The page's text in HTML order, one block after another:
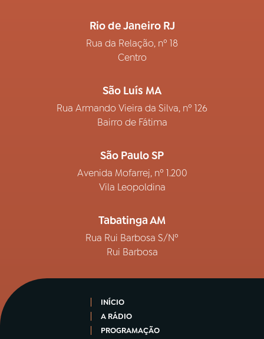
Rio de Janeiro RJ
Rua da Relação, nº 18
Centro
São Luís MA
Rua Armando Vieira da Silva, nº 126
Bairro de Fátima
São Paulo SP
Avenida Mofarrej, nº 1.200
Vila Leopoldina
Tabatinga AM
Rua Rui Barbosa S/Nº
Rui Barbosa
INÍCIO
A RÁDIO
PROGRAMAÇÃO